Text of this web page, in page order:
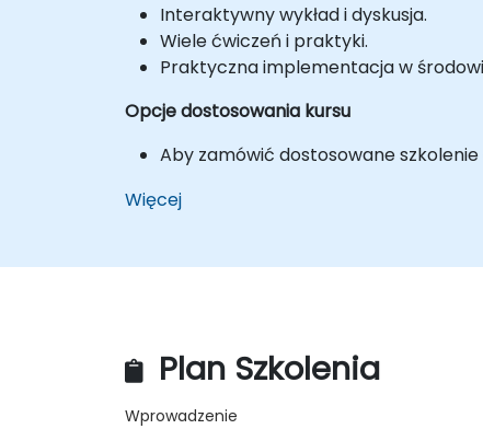
Interaktywny wykład i dyskusja.
Wiele ćwiczeń i praktyki.
Praktyczna implementacja w
Opcje dostosowania kursu
Aby zamówić dostosowane
Więcej
Plan Szkolenia
Wprowadzenie